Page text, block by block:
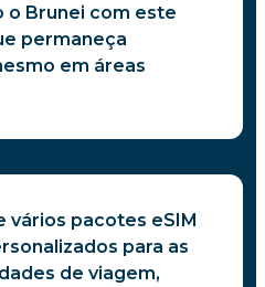
o Brunei com este
permaneça
em áreas
vários pacotes eSIM
para as
de viagem,